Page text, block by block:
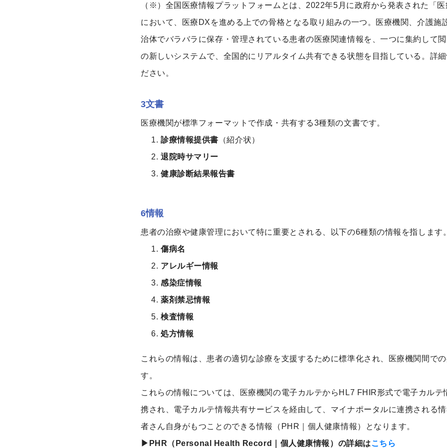
（※）全国医療情報プラットフォームとは、2022年5月に政府から発表された「
において、医療DXを進める上での骨格となる取り組みの一つ。医療機関、介護施
治体でバラバラに保存・管理されている患者の医療関連情報を、一つに集約して
の新しいシステムで、全国的にリアルタイム共有できる状態を目指している。詳
ださい。
3文書
医療機関が標準フォーマットで作成・共有する3種類の文書です。
診療情報提供書 （紹介状）
退院時サマリー
健康診断結果報告書
6情報
患者の治療や健康管理において特に重要とされる、以下の6種類の情報を指します
傷病名
アレルギー情報
感染症情報
薬剤禁忌情報
検査情報
処方情報
これらの情報は、患者の適切な診療を支援するために標準化され、医療機関間で
す。
これらの情報については、医療機関の電子カルテからHL7 FHIR形式で電子カルテ
携され、電子カルテ情報共有サービスを経由して、マイナポータルに連携される
者さん自身がもつことのできる情報（PHR｜個人健康情報）となります。
▶PHR（Personal Health Record｜個人健康情報）の詳細はこちら